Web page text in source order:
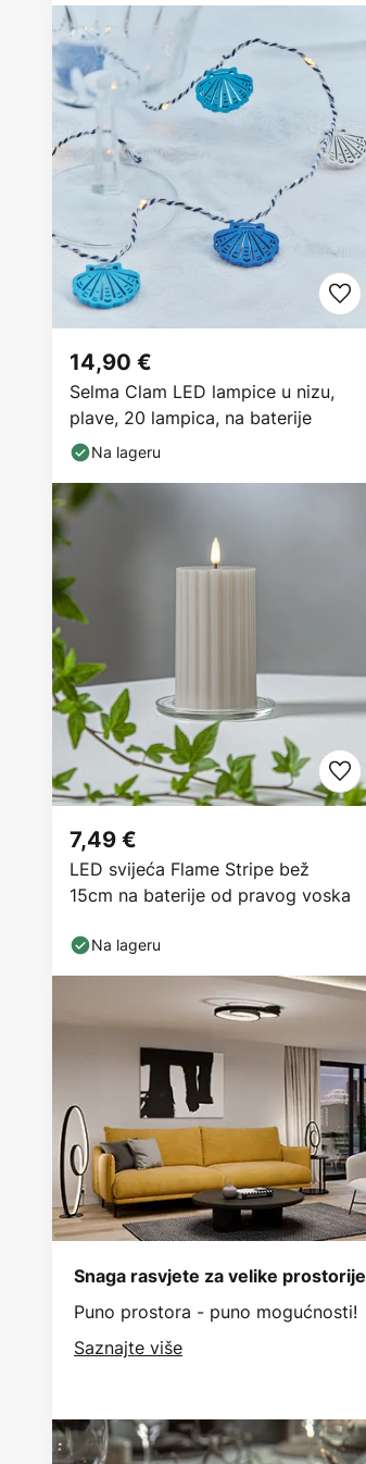
Selma Clam LED lampice u nizu,
plave, 20 lampica, na baterije
14,90 €
Na lageru
LED svijeća Flame Stripe bež
15cm na baterije od pravog voska
7,49 €
Na lageru
Snaga rasvjete za velike prostorije
Puno prostora - puno mogućnosti!
Saznajte više